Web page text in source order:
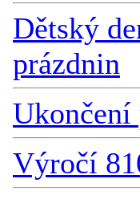
Dětský
prázdnin
Ukončení
Výročí